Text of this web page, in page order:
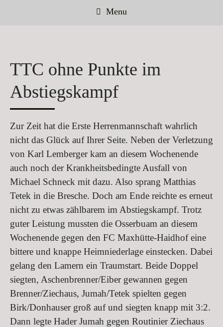
Menu
TTC ohne Punkte im
Abstiegskampf
Zur Zeit hat die Erste Herrenmannschaft wahrlich
nicht das Glück auf Ihrer Seite. Neben der Verletzung
von Karl Lemberger kam an diesem Wochenende
auch noch der Krankheitsbedingte Ausfall von
Michael Schneck mit dazu. Also sprang Matthias
Tetek in die Bresche. Doch am Ende reichte es erneut
nicht zu etwas zählbarem im Abstiegskampf. Trotz
guter Leistung mussten die Osserbuam an diesem
Wochenende gegen den FC Maxhütte-Haidhof eine
bittere und knappe Heimniederlage einstecken. Dabei
gelang den Lamern ein Traumstart. Beide Doppel
siegten, Aschenbrenner/Eiber gewannen gegen
Brenner/Ziechaus, Jumah/Tetek spielten gegen
Birk/Donhauser groß auf und siegten knapp mit 3:2.
Dann legte Hader Jumah gegen Routinier Ziechaus